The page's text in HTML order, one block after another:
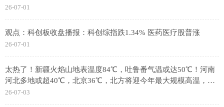
26-07-01
观点：科创板收盘播报：科创综指跌1.34% 医药医疗股普涨
26-07-01
太热了！新疆火焰山地表温度84℃，吐鲁番气温或达50℃！河南
河北多地或超40℃，北京36℃，北方将迎今年最大规模高温，专
家分析
26-07-03